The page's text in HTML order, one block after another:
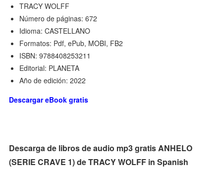
TRACY WOLFF
Número de páginas: 672
Idioma: CASTELLANO
Formatos: Pdf, ePub, MOBI, FB2
ISBN: 9788408253211
Editorial: PLANETA
Año de edición: 2022
Descargar eBook gratis
Descarga de libros de audio mp3 gratis ANHELO
(SERIE CRAVE 1) de TRACY WOLFF in Spanish